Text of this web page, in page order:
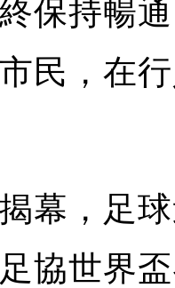
保持暢
民，在
幕，足
協世界